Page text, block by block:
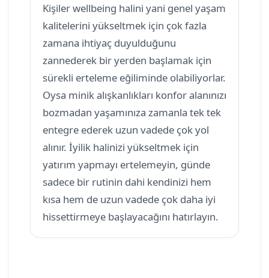
Kişiler wellbeing halini yani genel yaşam
kalitelerini yükseltmek için çok fazla
zamana ihtiyaç duyulduğunu
zannederek bir yerden başlamak için
sürekli erteleme eğiliminde olabiliyorlar.
Oysa minik alışkanlıkları konfor alanınızı
bozmadan yaşamınıza zamanla tek tek
entegre ederek uzun vadede çok yol
alınır. İyilik halinizi yükseltmek için
yatırım yapmayı ertelemeyin, günde
sadece bir rutinin dahi kendinizi hem
kısa hem de uzun vadede çok daha iyi
hissettirmeye başlayacağını hatırlayın.